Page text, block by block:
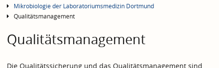
Mikrobiologie der Laboratoriumsmedizin Dortmund
Qualitätsmanagement
Qualitätsmanagement
Die Qualitätssicherung und das Qualitätsmanagement sind